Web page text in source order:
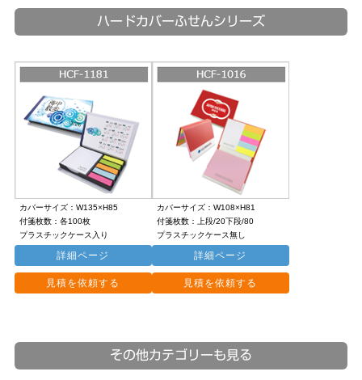
ハードカバーふせんシリーズ
カバーサイズ：W135×H85
付箋枚数：各100枚
プラスチックケース入り
詳細ページ
見積を依頼する
カバーサイズ：W108×H81
付箋枚数：上段/20下段/80
プラスチックケース無し
詳細ページ
見積を依頼する
その他カテゴリーも見る